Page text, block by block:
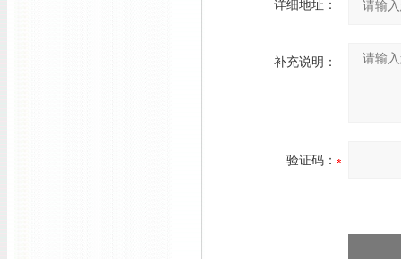
详细地址：
补充说明：
验证码：